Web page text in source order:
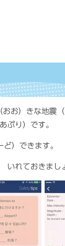
）きな地震（
り）です。
）できます。
れておきまし